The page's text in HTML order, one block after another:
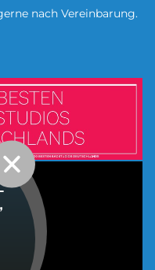
nach Vereinbarung.